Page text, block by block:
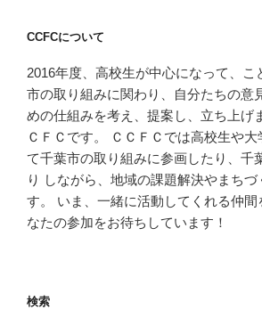
CCFCについて
2016年度、高校生が中心になって、こ
市の取り組みに関わり、自分たちの意
めの仕組みを考え、提案し、立ち上げ
ＣＦＣです。 ＣＣＦＣでは高校生や大
て千葉市の取り組みに参画したり、千
り しながら、地域の課題解決やまちづ
す。 いま、一緒に活動してくれる仲間
なたの参加をお待ちしています！
検索